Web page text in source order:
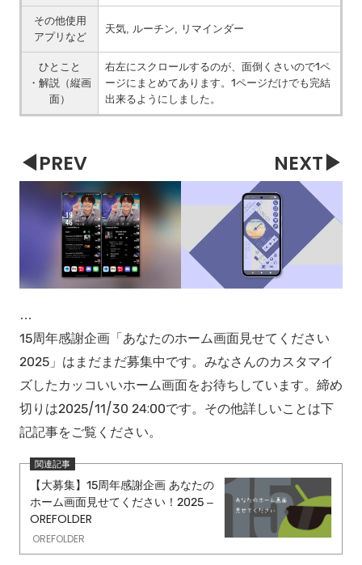
その他使用
アプリなど
天気, ルーチン, リマインダー
ひとこと
・解説（縦画
面）
右左にスクロールするのが、面倒くさいので1ペ
ージにまとめてあります。1ページだけでも完結
出来るようにしました。
◀PREV NEXT▶
…
15周年感謝企画「あなたのホーム画面見せてください
2025」はまだまだ募集中です。みなさんのカスタマイ
ズしたカッコいいホーム画面をお待ちしています。締め
切りは2025/11/30 24:00です。その他詳しいことは下
記記事をご覧ください。
【大募集】15周年感謝企画 あなたの
ホーム画面見せてください！2025 –
OREFOLDER
OREFOLDER